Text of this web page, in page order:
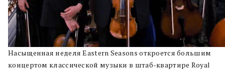
Насыщенная неделя Eastern Seasons откроется большим
концертом классической музыки в штаб-квартире Royal